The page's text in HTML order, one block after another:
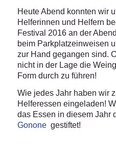
Heute Abend konnten wir
Helferinnen und Helfern
Festival 2016 an der
beim Parkplatzeinweisen
zur Hand gegangen sind.
nicht in der Lage die
Form durch zu führen!
Wie jedes Jahr haben wir
Helferessen eingeladen!
das Essen in diesem Jahr
Gonone gestiftet!